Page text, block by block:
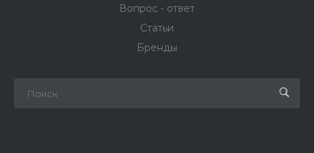
Вопрос - ответ
Статьи
Бренды